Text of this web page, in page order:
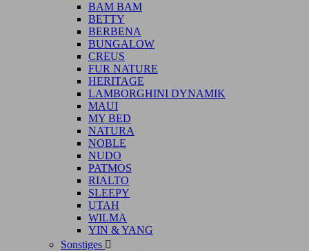
BAM BAM
BETTY
BERBENA
BUNGALOW
CREUS
FUR NATURE
HERITAGE
LAMBORGHINI DYNAMIK
MAUI
MY BED
NATURA
NOBLE
NUDO
PATMOS
RIALTO
SLEEPY
UTAH
WILMA
YIN & YANG
Sonstiges 